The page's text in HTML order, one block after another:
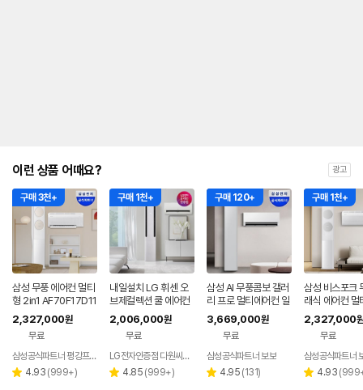
이런 상품 어때요? 광고
구매 3천+
삼성 무풍 에어컨 멀티
형 2in1 AF70F17D11
BRS 일반배관 전국,
기본설치비포함
2,327,000원
무료
삼성공식파트너 평강프라자
별 4.93 리
(999+)
구매 1천+
내일설치 LG 휘센 오
브제컬렉션 쿨 에어컨
2in1 FQ17FC1EC2
기본설치포함
2,006,000원
무료
LG전자인증점 다원씨앤씨
별 4.85 리
(999+)
구매 120+
삼성 AI 무풍콤보 갤러
리 프로 멀티에어컨 일
반배관 AF90H17D2
7SRS 전국설치
3,669,000원
무료
삼성공식파트너 보보
별 4.95 리
(131)
구매 1천+
삼성 비스포크
래식 에어컨 멀
반배관 전국,설
2,327,000원
무료
삼성공식파트너
별 4.93 리
(